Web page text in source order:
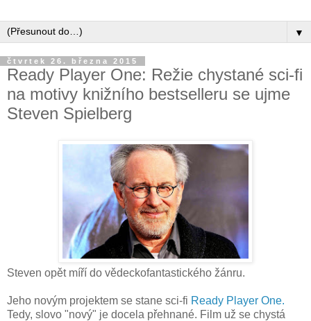
▼
čtvrtek 26. března 2015
Ready Player One: Režie chystané sci-fi
na motivy knižního bestselleru se ujme
Steven Spielberg
Steven opět míří do vědeckofantastického žánru.
Jeho novým projektem se stane sci-fi Ready Player One.
Tedy, slovo "nový" je docela přehnané. Film už se chystá